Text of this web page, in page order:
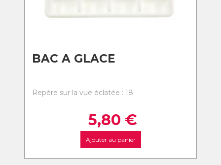
BAC A GLACE
Repère sur la vue éclatée : 18
5,80 €
Ajouter au panier